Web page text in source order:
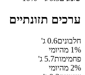
ערכים תזונתיים
חלבונים0.6 ג'
1% מהיומי
פחמימות5.7 ג'
2% מהיומי